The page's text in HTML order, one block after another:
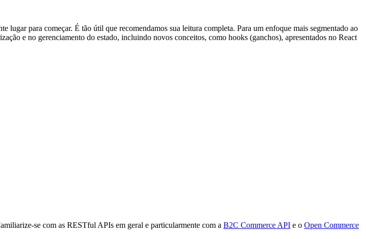
lugar para começar. É tão útil que recomendamos sua leitura completa. Para um enfoque mais segmentado ao
e no gerenciamento do estado, incluindo novos conceitos, como hooks (ganchos), apresentados no React
se com as RESTful APIs em geral e particularmente com a B2C Commerce API e o Open Commerce